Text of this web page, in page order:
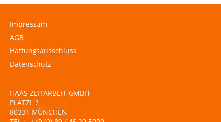
Impressum
AGB
Haftungsausschluss
Datenschutz
HAAS ZEITARBEIT GMBH
PLATZL 2
80331 MÜNCHEN